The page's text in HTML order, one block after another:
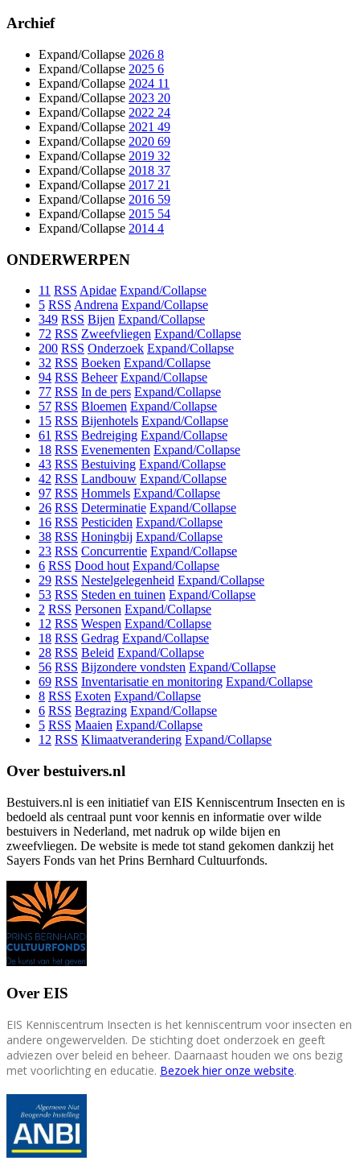
Archief
Expand/Collapse 2026 8
Expand/Collapse 2025 6
Expand/Collapse 2024 11
Expand/Collapse 2023 20
Expand/Collapse 2022 24
Expand/Collapse 2021 49
Expand/Collapse 2020 69
Expand/Collapse 2019 32
Expand/Collapse 2018 37
Expand/Collapse 2017 21
Expand/Collapse 2016 59
Expand/Collapse 2015 54
Expand/Collapse 2014 4
ONDERWERPEN
11 RSS Apidae Expand/Collapse
5 RSS Andrena Expand/Collapse
349 RSS Bijen Expand/Collapse
72 RSS Zweefvliegen Expand/Collapse
200 RSS Onderzoek Expand/Collapse
32 RSS Boeken Expand/Collapse
94 RSS Beheer Expand/Collapse
77 RSS In de pers Expand/Collapse
57 RSS Bloemen Expand/Collapse
15 RSS Bijenhotels Expand/Collapse
61 RSS Bedreiging Expand/Collapse
18 RSS Evenementen Expand/Collapse
43 RSS Bestuiving Expand/Collapse
42 RSS Landbouw Expand/Collapse
97 RSS Hommels Expand/Collapse
26 RSS Determinatie Expand/Collapse
16 RSS Pesticiden Expand/Collapse
38 RSS Honingbij Expand/Collapse
23 RSS Concurrentie Expand/Collapse
6 RSS Dood hout Expand/Collapse
29 RSS Nestelgelegenheid Expand/Collapse
53 RSS Steden en tuinen Expand/Collapse
2 RSS Personen Expand/Collapse
12 RSS Wespen Expand/Collapse
18 RSS Gedrag Expand/Collapse
28 RSS Beleid Expand/Collapse
56 RSS Bijzondere vondsten Expand/Collapse
69 RSS Inventarisatie en monitoring Expand/Collapse
8 RSS Exoten Expand/Collapse
6 RSS Begrazing Expand/Collapse
5 RSS Maaien Expand/Collapse
12 RSS Klimaatverandering Expand/Collapse
Over bestuivers.nl
Bestuivers.nl is een initiatief van EIS Kenniscentrum Insecten en is
bedoeld als centraal punt voor kennis en informatie over wilde
bestuivers in Nederland, met nadruk op wilde bijen en
zweefvliegen. De website is mede tot stand gekomen dankzij het
Sayers Fonds van het Prins Bernhard Cultuurfonds.
Over EIS
EIS Kenniscentrum Insecten is het kenniscentrum voor insecten en
andere ongewervelden. De stichting doet onderzoek en geeft
adviezen over beleid en beheer. Daarnaast houden we ons bezig
met voorlichting en educatie. Bezoek hier onze website.